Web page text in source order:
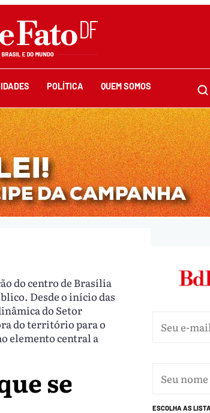
POLÍTICA QUEM SOMOS
do centro de Brasília
Desde o início das
do Setor
do território para o
elemento central a
se
ESCOLHA AS